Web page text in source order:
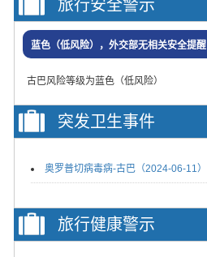
旅行安全警示
蓝色（低风险），外交部无相关安全提醒
古巴风险等级为蓝色（低风险）
突发卫生事件
奥罗普切病毒病-古巴（2024-06-11）
旅行健康警示